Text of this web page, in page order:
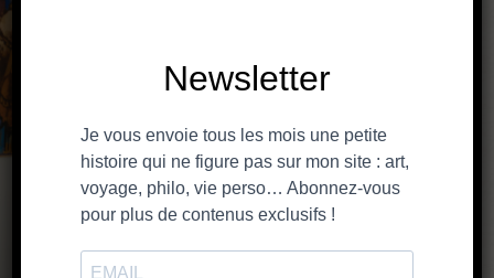
La joaillerie solaire de